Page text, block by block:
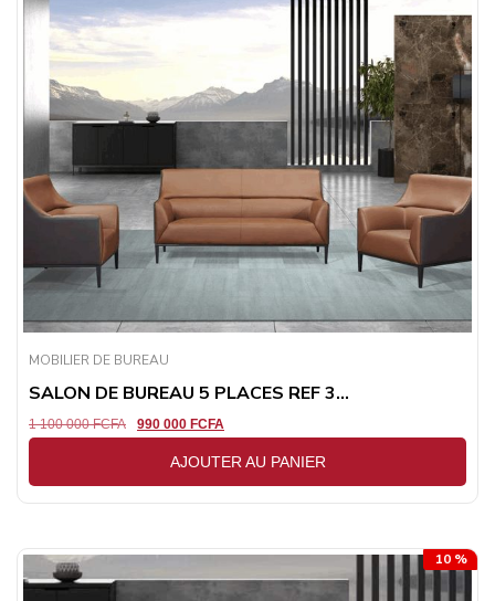
MOBILIER DE BUREAU
SALON DE BUREAU 5 PLACES REF 3...
1 100 000FCFA 990 000 FCFA
AJOUTER AU PANIER
10 %